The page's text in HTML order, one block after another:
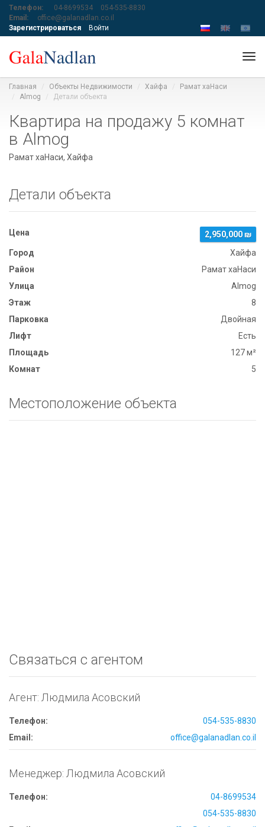
Телефон: 04-8699534
054-535-8830
Email:
office@galanadlan.co.il
Зарегистрироваться
Войти
Главная Объекты Недвижимости Хайфа
Рамат хаНаси
Almog
Детали объекта
Квартира на продажу 5 комнат
в Almog
Рамат хаНаси, Хайфа
Детали объекта
Цена
2,950,000 ₪
Город
Хайфа
Район
Рамат хаНаси
Улица
Almog
Этаж
8
Парковка
Двойная
Лифт
Есть
Площадь
127 м²
Комнат
5
Местоположение объекта
Связаться с агентом
Агент: Людмила Асовский
Телефон:
054-535-8830
Email:
office@galanadlan.co.il
Менеджер: Людмила Асовский
Телефон:
04-8699534
054-535-8830